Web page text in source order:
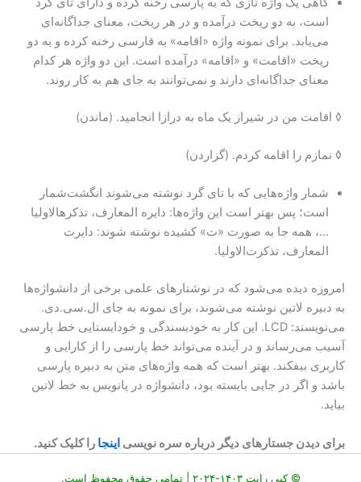
است، به دو ریخت درآمده و در هر ریخت، معنای جداگانه‌ای
می‌یابد. برای نمونه واژه «اقامه» به فارسی رخنه کرده و به دو
ریخت «اقامت» و «اقامه» درآمده است. این دو واژه هر کدام
معنای جداگانه‌ای دارند و نمی‌توانند به جای هم به کار روند.
◊ اقامت من در شیراز یک ماه به درازا انجامید. (ماندن)
◊ نمازم را اقامه کردم. (گزاردن)
شمار واژه‌هایی که با تای گرد نوشته می‌شوند انگشت‌شمار
است؛ پس بهتر است این واژه‌ها: دایره المعارف، تذکرهالاولیا
…، همه جا به صورت «ت» کشیده نوشته شوند: دایرت
المعارف، تذکرت‌الاولیا.
امروزه دیده می‌شود که در نوشتارهای علمی برخی از دانشواژه‌ها
به دبیره لاتین نوشته می‌شوند، برای نمونه به جای ال.سی.دی.
می‌نویسند: LCD. این کار به خودبسندگی و خودایستایی خط پارسی
آسیب می‌رساند و در آینده می‌تواند خط پارسی را از کارایی و
کاربری بیفکند. بهتر است که همه واژه‌های متن به دبیره پارسی
باشد و اگر در جایی بایسته بود، دانشواژه در پانویس به خط لاتین
بیاید.
برای دیدن جستارهای دیگر درباره سره نویسی اینجا را کلیک کنید.
© کپی رایت ۱۴۰۳-۲۰۲۴ | تمامی حقوق محفوظ است.